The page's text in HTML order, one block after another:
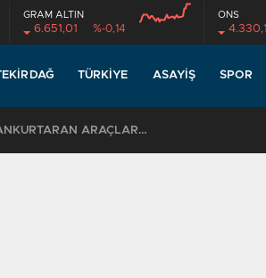
GRAM ALTIN
6.651,01 %-0,14
ONS
TÜRKIYE ASAYIŞ SPOR
TEKİRDAĞ SAHİLLERİNDE YENİ NESİL İNSANSIZ CANKURTARAN ARAÇLARI GÖREVDE